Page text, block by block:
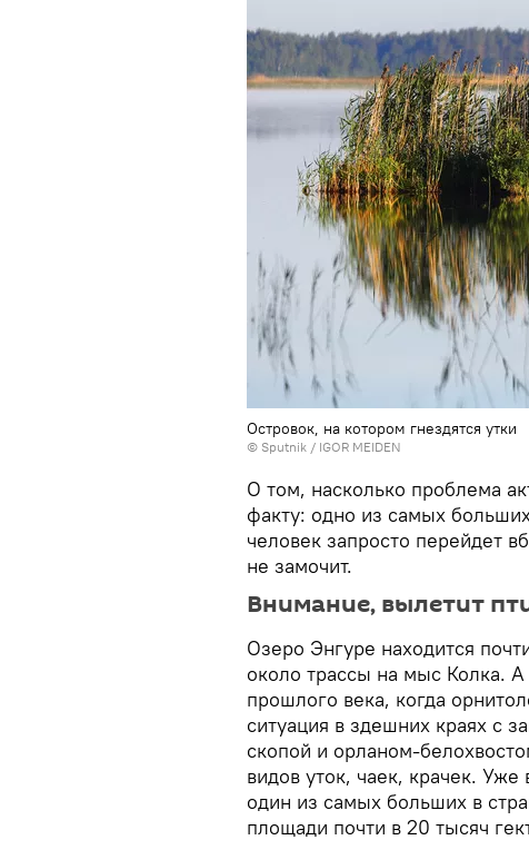
Островок, на котором гнездятся утки
© Sputnik / IGOR MEIDEN
О том, насколько проблема
факту: одно из самых
человек запросто перейдет
не замочит.
Внимание, вылетит
Озеро Энгуре находится
около трассы на мыс Колка.
прошлого века, когда
ситуация в здешних краях с
скопой и орланом-
видов уток, чаек, крачек.
один из самых больших в
площади почти в 20 тысяч